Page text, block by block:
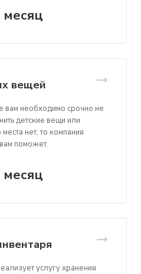
месяц
вещей
вам необходимо срочно не
детские вещи или
нет, то компания
поможет.
месяц
услугу хранения